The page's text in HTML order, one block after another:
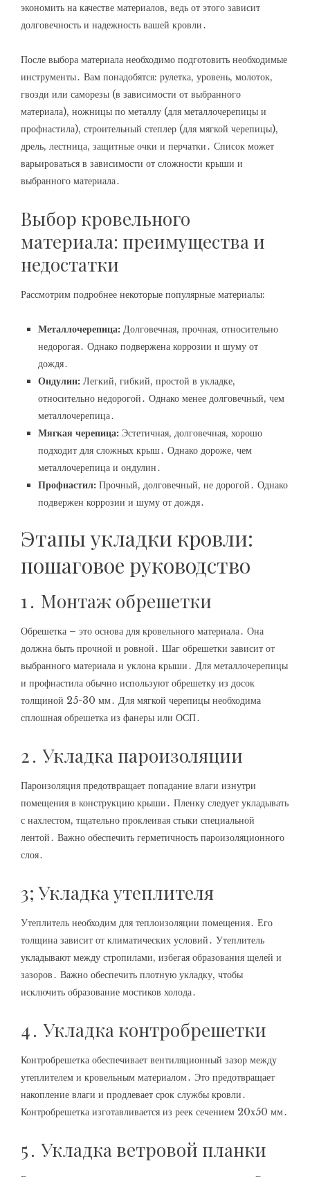
экономить на качестве материалов, ведь от этого зависит
долговечность и надежность вашей кровли․
После выбора материала необходимо подготовить необходимые
инструменты․ Вам понадобятся: рулетка, уровень, молоток,
гвозди или саморезы (в зависимости от выбранного
материала), ножницы по металлу (для металлочерепицы и
профнастила), строительный степлер (для мягкой черепицы),
дрель, лестница, защитные очки и перчатки․ Список может
варьироваться в зависимости от сложности крыши и
выбранного материала․
Выбор кровельного
материала: преимущества и
недостатки
Рассмотрим подробнее некоторые популярные материалы:
Металлочерепица: Долговечная, прочная, относительно
недорогая․ Однако подвержена коррозии и шуму от
дождя․
Ондулин: Легкий, гибкий, простой в укладке,
относительно недорогой․ Однако менее долговечный, чем
металлочерепица․
Мягкая черепица: Эстетичная, долговечная, хорошо
подходит для сложных крыш․ Однако дороже, чем
металлочерепица и ондулин․
Профнастил: Прочный, долговечный, не дорогой․ Однако
подвержен коррозии и шуму от дождя․
Этапы укладки кровли:
пошаговое руководство
1․ Монтаж обрешетки
Обрешетка – это основа для кровельного материала․ Она
должна быть прочной и ровной․ Шаг обрешетки зависит от
выбранного материала и уклона крыши․ Для металлочерепицы
и профнастила обычно используют обрешетку из досок
толщиной 25-30 мм․ Для мягкой черепицы необходима
сплошная обрешетка из фанеры или ОСП․
2․ Укладка пароизоляции
Пароизоляция предотвращает попадание влаги изнутри
помещения в конструкцию крыши․ Пленку следует укладывать
с нахлестом, тщательно проклеивая стыки специальной
лентой․ Важно обеспечить герметичность пароизоляционного
слоя․
3; Укладка утеплителя
Утеплитель необходим для теплоизоляции помещения․ Его
толщина зависит от климатических условий․ Утеплитель
укладывают между стропилами, избегая образования щелей и
зазоров․ Важно обеспечить плотную укладку, чтобы
исключить образование мостиков холода․
4․ Укладка контробрешетки
Контробрешетка обеспечивает вентиляционный зазор между
утеплителем и кровельным материалом․ Это предотвращает
накопление влаги и продлевает срок службы кровли․
Контробрешетка изготавливается из реек сечением 20х50 мм․
5․ Укладка ветровой планки